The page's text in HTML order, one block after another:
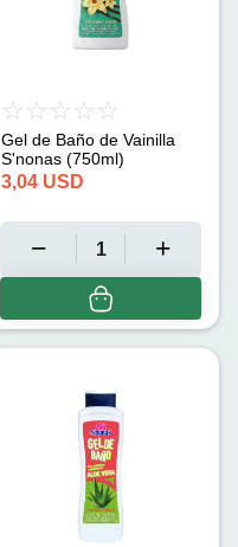
Gel de Baño de Vainilla
S'nonas (750ml)
3,04 USD